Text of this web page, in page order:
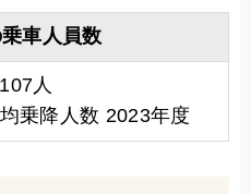
車人員数
人
乗降人数 2023年度